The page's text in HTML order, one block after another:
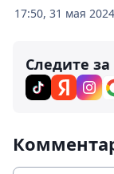
17:50, 31 мая 2024
Следите